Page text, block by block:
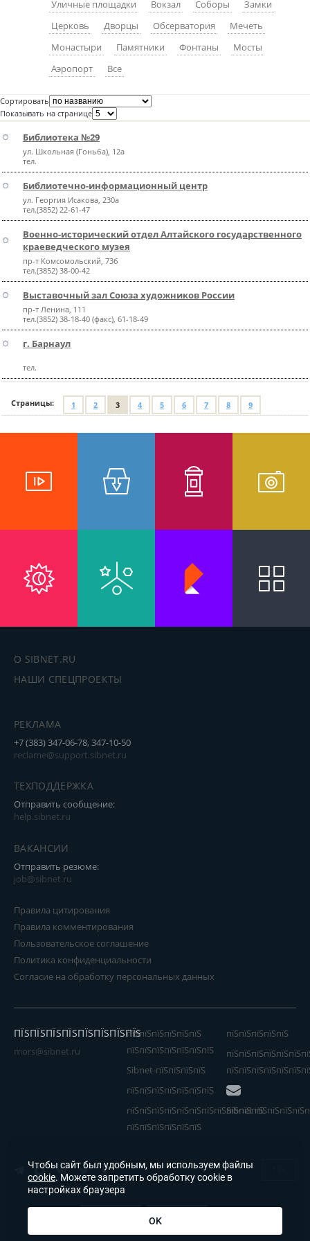
пїЅпїЅпїЅ
пїЅпїЅпїЅпїЅпїЅпїЅпїЅпїЅпїЅпїЅпїЅ
пїЅпїЅпїЅ
пїЅпїЅпїЅпїЅпїЅпїЅпїЅпїЅпїЅ
пїЅпїЅпїЅ пїЅпїЅпїЅпїЅпїЅ
пїЅпїЅпїЅ пїЅпїЅпїЅпїЅпїЅпїЅ
пїЅпїЅпїЅпїЅпїЅ
пїЅпїЅпїЅпїЅпїЅпїЅпїЅпїЅпїЅпїЅ
пїЅпїЅпїЅпїЅпїЅпїЅпїЅпїЅпїЅпїЅ
Уличные площадки
Вокзал Соборы
Замки
Церковь
Дворцы Обсерватория
Мечеть
Монастыри
Памятники Фонтаны
Мосты
Аэропорт
Все
Сортировать
Показывать на странице
Библиотека №29
ул. Школьная (Гоньба), 12а
тел.
Библиотечно-информационный центр
ул. Георгия Исакова, 230а
тел.(3852) 22-61-47
Военно-исторический отдел Алтайского государственного
краеведческого музея
пр-т Комсомольский, 73б
тел.(3852) 38-00-42
Выставочный зал Союза художников России
пр-т Ленина, 111
тел.(3852) 38-18-40 (факс), 61-18-49
г. Барнаул
тел.
Страницы: 1 2 3 4 5 6 7 8 9
О SIBNET.RU
НАШИ СПЕЦПРОЕКТЫ
РЕКЛАМА
+7 (383) 347-06-78, 347-10-50
reclame@support.sibnet.ru
ТЕХПОДДЕРЖКА
Отправить сообщение:
help.sibnet.ru
ВАКАНСИИ
Отправить резюме:
job@sibnet.ru
Правила цитирования
Правила комментирования
Пользовательское соглашение
Политика конфиденциальности
Согласие на обработку персональных данных
ПЇЅПЇЅПЇЅПЇЅПЇЅПЇЅПЇЅПЇЅ
mors@sibnet.ru
пїЅпїЅпїЅпїЅпїЅпїЅ
пїЅпїЅпїЅпїЅпїЅпїЅпїЅ
Sibnet-пїЅпїЅпїЅпїЅ
пїЅпїЅпїЅпїЅпїЅ
пїЅпїЅпїЅпїЅпїЅпїЅпїЅ
пїЅпїЅпїЅпїЅпїЅпїЅпїЅпїЅпїЅпїЅпїЅ
пїЅпїЅпїЅпїЅпїЅпїЅ
Sibnet
Чтобы сайт был удобным, мы используем файлы
cookie. Можете запретить обработку cookie в
настройках браузера
OK